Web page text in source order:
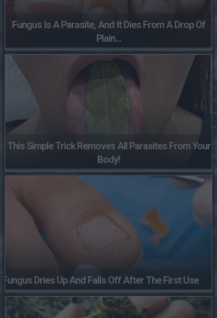
Fungus Is A Parasite, And It Dies From A Drop Of
Plain...
This Simple Trick Removes All Parasites From Your
Body!
Fungus Dries Up And Falls Off After The First Use